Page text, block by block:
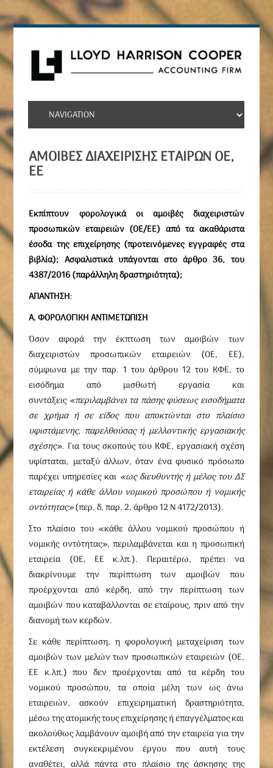
ΑΜΟΙΒΕΣ ΔΙΑΧΕΙΡΙΣΗΣ ΕΤΑΙΡΩΝ ΟΕ,
ΕΕ
Εκπίπτουν φορολογικά οι αμοιβές διαχειριστών
προσωπικών εταιρειών (ΟΕ/ΕΕ) από τα ακαθάριστα
έσοδα της επιχείρησης (προτεινόμενες εγγραφές στα
βιβλία); Ασφαλιστικά υπάγονται στο άρθρο 36, του
4387/2016 (παράλληλη δραστηριότητα);
ΑΠΑΝΤΗΣΗ:
A. ΦΟΡΟΛΟΓΙΚΗ ΑΝΤΙΜΕΤΩΠΙΣΗ
Όσον αφορά την έκπτωση των αμοιβών των
διαχειριστών προσωπικών εταιρειών (ΟΕ, ΕΕ),
σύμφωνα με την παρ. 1 του άρθρου 12 του ΚΦΕ, το
εισόδημα από μισθωτή εργασία και
συντάξεις «περιλαμβάνει τα πάσης φύσεως εισοδήματα
σε χρήμα ή σε είδος που αποκτώνται στο πλαίσιο
υφιστάμενης, παρελθούσας ή μελλοντικής εργασιακής
σχέσης». Για τους σκοπούς του ΚΦΕ, εργασιακή σχέση
υφίσταται, μεταξύ άλλων, όταν ένα φυσικό πρόσωπο
παρέχει υπηρεσίες και «ως διευθυντής ή μέλος του ΔΣ
εταιρείας ή κάθε άλλου νομικού προσώπου ή νομικής
οντότητας»(περ. δ, παρ. 2, άρθρο 12 Ν 4172/2013).
Στο πλαίσιο του «κάθε άλλου νομικού προσώπου ή
νομικής οντότητας», περιλαμβάνεται και η προσωπική
εταιρεία (ΟΕ, ΕΕ κ.λπ.). Περαιτέρω, πρέπει να
διακρίνουμε την περίπτωση των αμοιβών που
προέρχονται από κέρδη, από την περίπτωση των
αμοιβών που καταβάλλονται σε εταίρους, πριν από την
διανομή των κερδών.
Σε κάθε περίπτωση, η φορολογική μεταχείριση των
αμοιβών των μελών των προσωπικών εταιρειών (ΟΕ,
ΕΕ κ.λπ.) που δεν προέρχονται από τα κέρδη του
νομικού προσώπου, τα οποία μέλη των ως άνω
εταιρειών, ασκούν επιχειρηματική δραστηριότητα,
μέσω της ατομικής τους επιχείρησης ή επαγγέλματος και
ακολούθως λαμβάνουν αμοιβή από την εταιρεία για την
εκτέλεση συγκεκριμένου έργου που αυτή τους
αναθέτει, αλλά πάντα στο πλαίσιο της άσκησης της